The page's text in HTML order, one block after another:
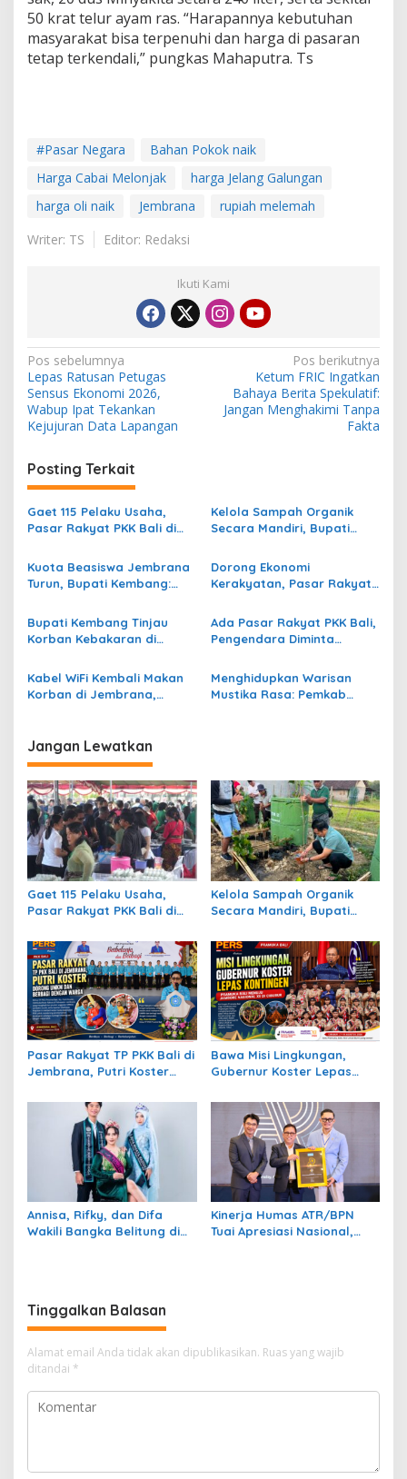
50 krat telur ayam ras. “Harapannya kebutuhan
masyarakat bisa terpenuhi dan harga di pasaran
tetap terkendali,” pungkas Mahaputra. Ts
#Pasar Negara
Bahan Pokok naik
Harga Cabai Melonjak
harga Jelang Galungan
harga oli naik
Jembrana
rupiah melemah
Writer: TS
Editor: Redaksi
Ikuti Kami
N
a
v
g
a
s
p
o
s
Pos sebelumnya
Lepas Ratusan Petugas
Sensus Ekonomi 2026,
Wabup Ipat Tekankan
Kejujuran Data Lapangan
Pos berikutnya
Ketum FRIC Ingatkan
Bahaya Berita Spekulatif:
Jangan Menghakimi Tanpa
Fakta
Posting Terkait
Gaet 115 Pelaku Usaha,
Pasar Rakyat PKK Bali di
Transaksi Rp672,7 Juta
Sehari
Kelola Sampah Organik
Secara Mandiri, Bupati
Tinggi Warga Sri Mandala
Kuota Beasiswa Jembrana
Turun, Bupati Kembang:
Tambah!
Dorong Ekonomi
Kerakyatan, Pasar Rakyat
Omzet Ratusan Juta
Bupati Kembang Tinjau
Korban Kebakaran di
Bantuan
Ada Pasar Rakyat PKK Bali,
Pengendara Diminta
Kawasan GKBK Jembrana
Kabel WiFi Kembali Makan
Korban di Jembrana,
Menghidupkan Warisan
Mustika Rasa: Pemkab
Jangan Lewatkan
Gaet 115 Pelaku Usaha,
Pasar Rakyat PKK Bali di
Transaksi Rp672,7 Juta
Sehari
Kelola Sampah Organik
Secara Mandiri, Bupati
Tinggi Warga Sri Mandala
Pasar Rakyat TP PKK Bali di
Jembrana, Putri Koster
dengan Warga
Bawa Misi Lingkungan,
Gubernur Koster Lepas
Menuju Jambore Nasional
XII di Cibubur
Annisa, Rifky, dan Difa
Wakili Bangka Belitung di
Kinerja Humas ATR/BPN
Tuai Apresiasi Nasional,
Tinggalkan Balasan
Alamat email Anda tidak akan dipublikasikan. Ruas yang wajib
ditandai *